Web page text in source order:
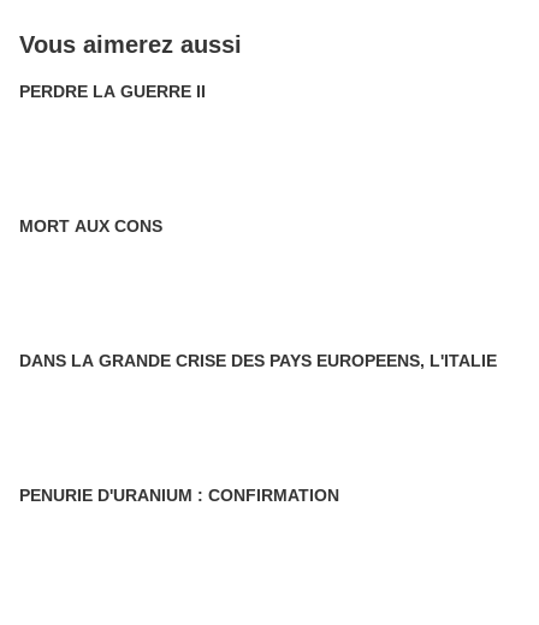
Vous aimerez aussi
PERDRE LA GUERRE II
MORT AUX CONS
DANS LA GRANDE CRISE DES PAYS EUROPEENS, L'ITALIE
PENURIE D'URANIUM : CONFIRMATION